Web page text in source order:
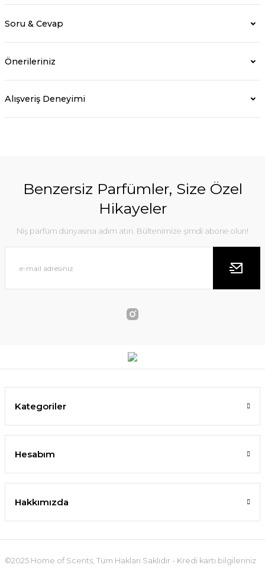
Soru & Cevap
Önerileriniz
Alışveriş Deneyimi
Benzersiz Parfümler, Size Özel
Hikayeler
Niş parfüm dünyasına adım atın. Bültenimize şimdi abone olun!
Kategoriler
Hesabım
Hakkımızda
©2025 Home of Scents, Tüm Hakları Saklıdır - Kredi kartı bilgileriniz